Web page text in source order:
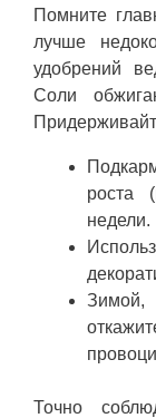
Помните
лучше
удобрений
Соли
роста
недели.
Точно